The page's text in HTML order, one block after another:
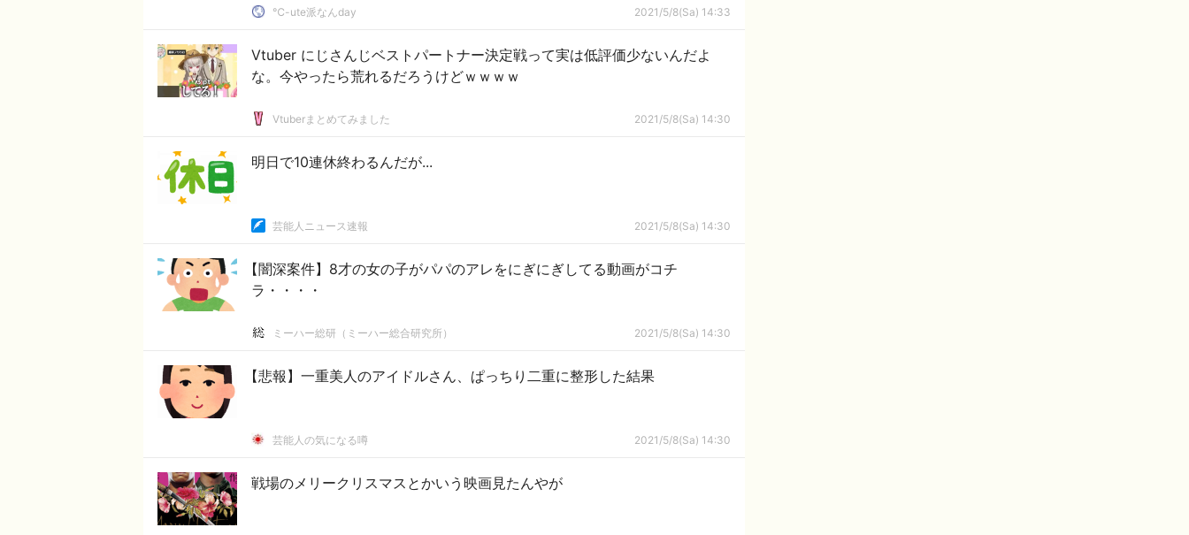
℃-ute派なんday 2021/5/8(Sa) 14:33
Vtuber にじさんじベストパートナー決定戦って実は低評価少ないんだよ
な。今やったら荒れるだろうけどｗｗｗｗ
Vtuberまとめてみました 2021/5/8(Sa) 14:30
明日で10連休終わるんだが...
芸能人ニュース速報 2021/5/8(Sa) 14:30
【闇深案件】8才の女の子がパパのアレをにぎにぎしてる動画がコチ
ラ・・・・
ミーハー総研（ミーハー総合研究所） 2021/5/8(Sa) 14:30
【悲報】一重美人のアイドルさん、ぱっちり二重に整形した結果
芸能人の気になる噂 2021/5/8(Sa) 14:30
戦場のメリークリスマスとかいう映画見たんやが